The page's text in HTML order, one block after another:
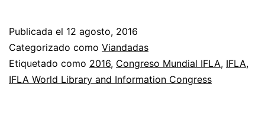
Publicada el 12 agosto, 2016
Categorizado como Viandadas
Etiquetado como 2016, Congreso Mundial IFLA, IFLA,
IFLA World Library and Information Congress